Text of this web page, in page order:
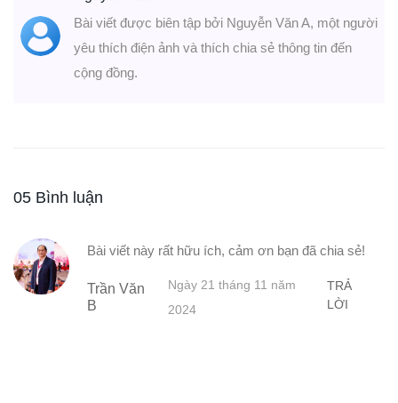
Bài viết được biên tập bởi Nguyễn Văn A, một người
yêu thích điện ảnh và thích chia sẻ thông tin đến
cộng đồng.
05 Bình luận
Bài viết này rất hữu ích, cảm ơn bạn đã chia sẻ!
Trần Văn
B
Ngày 21 tháng 11 năm
2024
TRẢ
LỜI